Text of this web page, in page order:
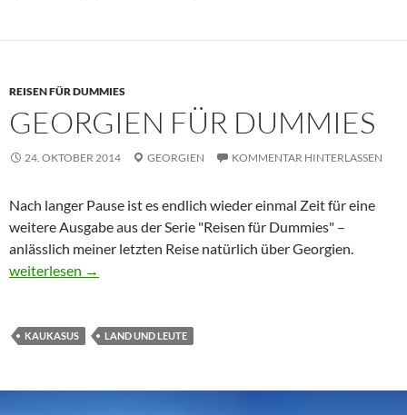
REISEN FÜR DUMMIES
GEORGIEN FÜR DUMMIES
24. OKTOBER 2014 GEORGIEN KOMMENTAR HINTERLASSEN
Nach langer Pause ist es endlich wieder einmal Zeit für eine
weitere Ausgabe aus der Serie "Reisen für Dummies" –
anlässlich meiner letzten Reise natürlich über Georgien.
Georgien für Dummies
weiterlesen →
KAUKASUS LAND UND LEUTE